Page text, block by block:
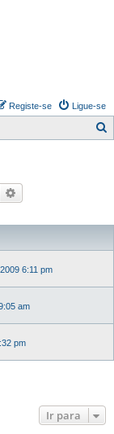
Ligue-se
Registe-se
i
Pesquisar
6:11 pm
am
pm
Ir para